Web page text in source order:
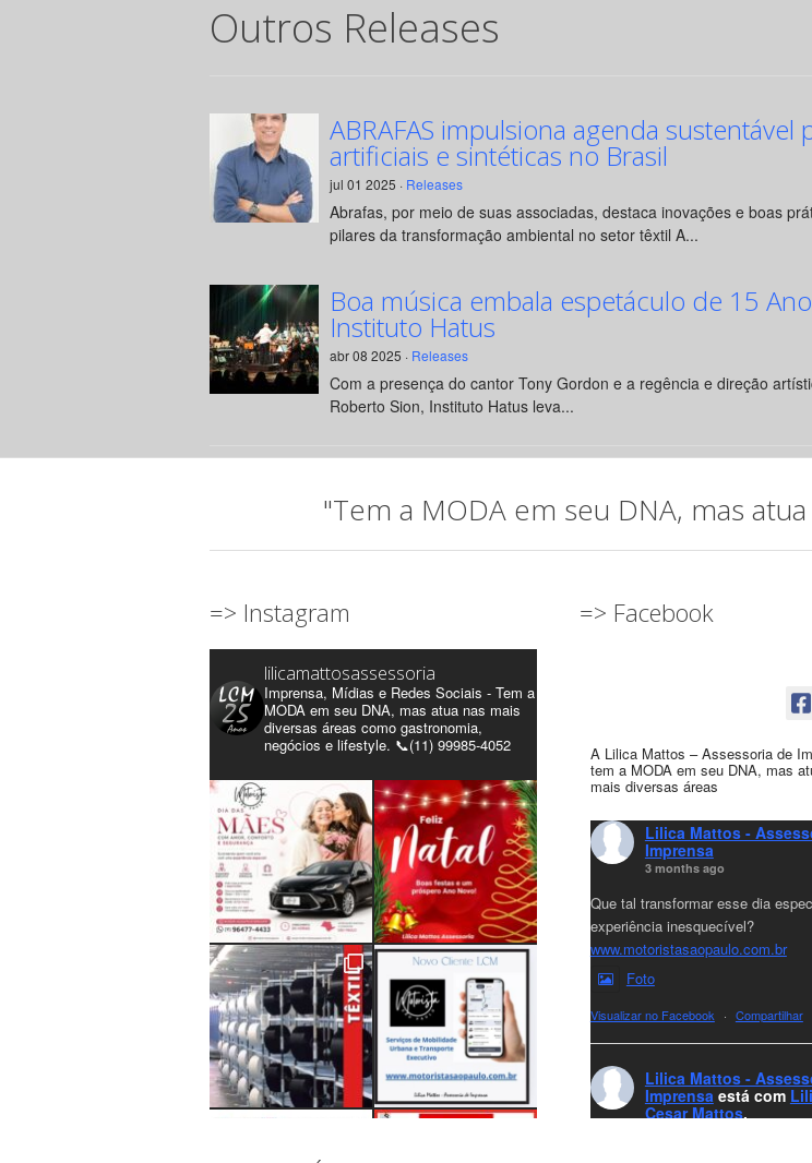
Outros Releases
ABRAFAS impulsiona agenda sustentável
artificiais e sintéticas no Brasil
jul 01 2025 · Releases
Abrafas, por meio de suas associadas, destaca inovações e boas
pilares da transformação ambiental no setor têxtil A...
Boa música embala espetáculo de 15
Instituto Hatus
abr 08 2025 · Releases
Com a presença do cantor Tony Gordon e a regência e direção
Roberto Sion, Instituto Hatus leva...
"Tem a MODA em seu DNA, mas
=> Instagram
lilicamattosassessoria
Imprensa, Mídias e Redes Sociais - Tem a
MODA em seu DNA, mas atua nas mais
diversas áreas como gastronomia,
negócios e lifestyle. 📞(11) 99985-4052
=> Facebook
A Lilica Mattos – Assessoria de
tem a MODA em seu DNA, mas
mais diversas áreas
Lilica Mattos -
Imprensa
3 months ago
Que tal transformar esse dia
experiência inesquecível?
www.motoristasaopaulo.com.br
Foto
Visualizar no Facebook · Compartilhar
Lilica Mattos -
Imprensa está com
Cesar Mattos.